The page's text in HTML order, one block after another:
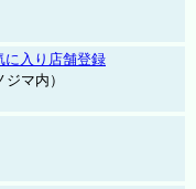
に入り店舗登録
マ内）